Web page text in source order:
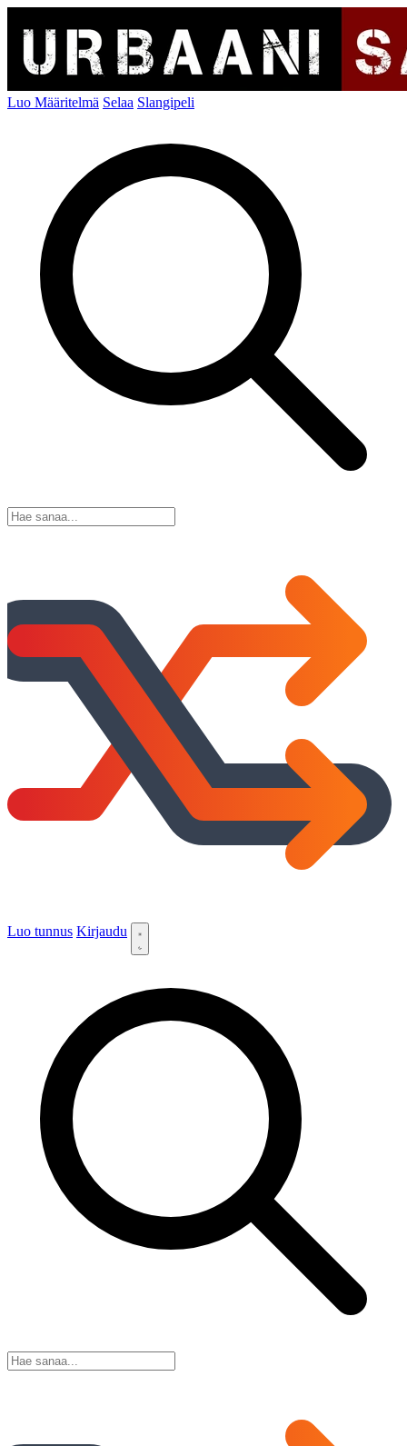
Luo Määritelmä Selaa Slangipeli
Luo tunnus Kirjaudu